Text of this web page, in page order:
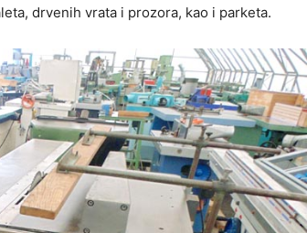
drvenih vrata i prozora, kao i parketa.